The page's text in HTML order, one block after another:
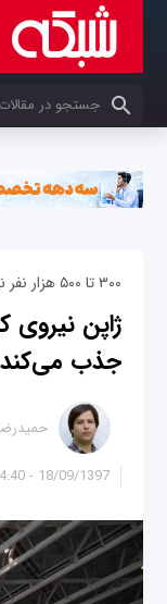
کلمات کلیدی خود
۳۰۰ تا ۵۰۰ هزار نفر نیروی کار وارد ژاپن خواهند شد
ژاپن نیروی
جذب می‌کند
18/09/1397 - 14:40